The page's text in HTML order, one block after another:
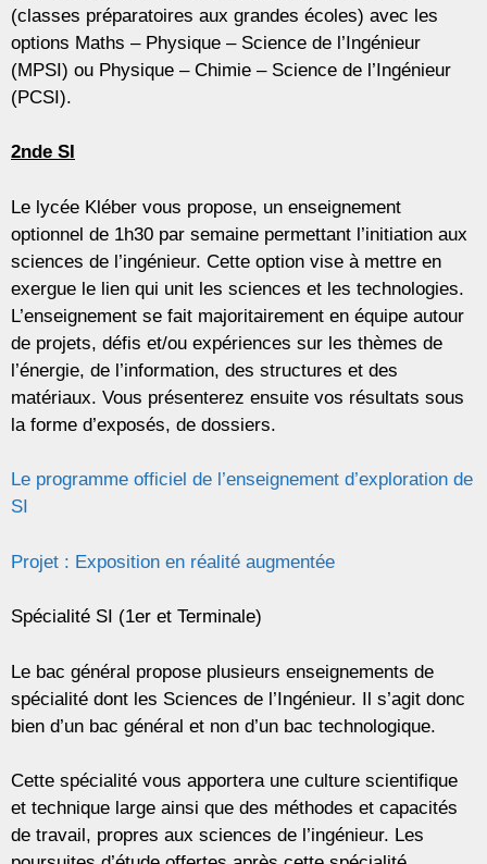
(classes préparatoires aux grandes écoles) avec les
options Maths – Physique – Science de l’Ingénieur
(MPSI) ou Physique – Chimie – Science de l’Ingénieur
(PCSI).
2nde SI
Le lycée Kléber vous propose, un enseignement
optionnel de 1h30 par semaine permettant l’initiation aux
sciences de l’ingénieur. Cette option vise à mettre en
exergue le lien qui unit les sciences et les technologies.
L’enseignement se fait majoritairement en équipe autour
de projets, défis et/ou expériences sur les thèmes de
l’énergie, de l’information, des structures et des
matériaux. Vous présenterez ensuite vos résultats sous
la forme d’exposés, de dossiers.
Le programme officiel de l’enseignement d’exploration de
SI
Projet : Exposition en réalité augmentée
Spécialité SI (1er et Terminale)
Le bac général propose plusieurs enseignements de
spécialité dont les Sciences de l’Ingénieur. Il s’agit donc
bien d’un bac général et non d’un bac technologique.
Cette spécialité vous apportera une culture scientifique
et technique large ainsi que des méthodes et capacités
de travail, propres aux sciences de l’ingénieur. Les